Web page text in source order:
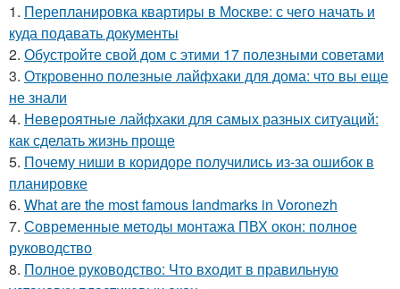
1. Перепланировка квартиры в Москве: с чего начать и
куда подавать документы
2. Обустройте свой дом с этими 17 полезными советами
3. Откровенно полезные лайфхаки для дома: что вы еще
не знали
4. Невероятные лайфхаки для самых разных ситуаций:
как сделать жизнь проще
5. Почему ниши в коридоре получились из-за ошибок в
планировке
6. What are the most famous landmarks in Voronezh
7. Современные методы монтажа ПВХ окон: полное
руководство
8. Полное руководство: Что входит в правильную